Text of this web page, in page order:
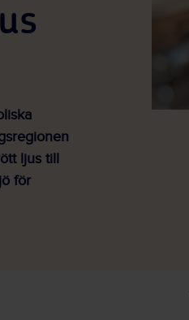
ljus till
för